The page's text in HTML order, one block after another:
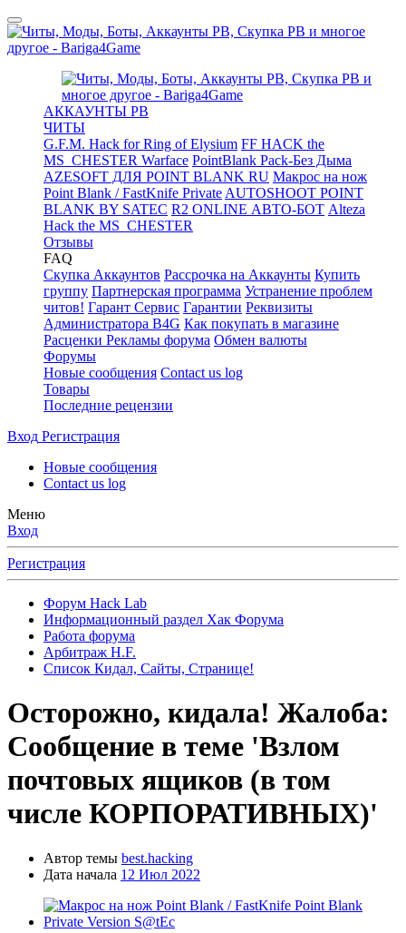
АККАУНТЫ PB
ЧИТЫ
G.F.M. Hack for Ring of Elysium FF HACK the
MS_CHESTER Warface PointBlank Pack-Без Дыма
AZESOFT ДЛЯ POINT BLANK RU Макрос на нож
Point Blank / FastKnife Private AUTOSHOOT POINT
BLANK BY SATEC R2 ONLINE АВТО-БОТ Alteza
Hack the MS_CHESTER
Отзывы
FAQ
Скупка Аккаунтов Рассрочка на Аккаунты Купить
группу Партнерская программа Устранение проблем
читов! Гарант Сервис Гарантии Реквизиты
Администратора B4G Как покупать в магазине
Расценки Рекламы форума Обмен валюты
Форумы
Новые сообщения Contact us log
Товары
Последние рецензии
Вход Регистрация
Новые сообщения
Contact us log
Меню
Вход
Регистрация
Форум Hack Lab
Информационный раздел Хак Форума
Работа форума
Арбитраж H.F.
Список Кидал, Сайты, Странице!
Осторожно, кидала! Жалоба:
Сообщение в теме 'Взлом
почтовых ящиков (в том
числе КОРПОРАТИВНЫХ)'
Автор темы best.hacking
Дата начала 12 Июл 2022